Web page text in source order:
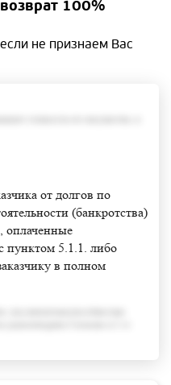
возврат 100%
не признаем Вас
от долгов по
(банкротства)
оплаченные
пунктом 5.1.1. либо
в полном